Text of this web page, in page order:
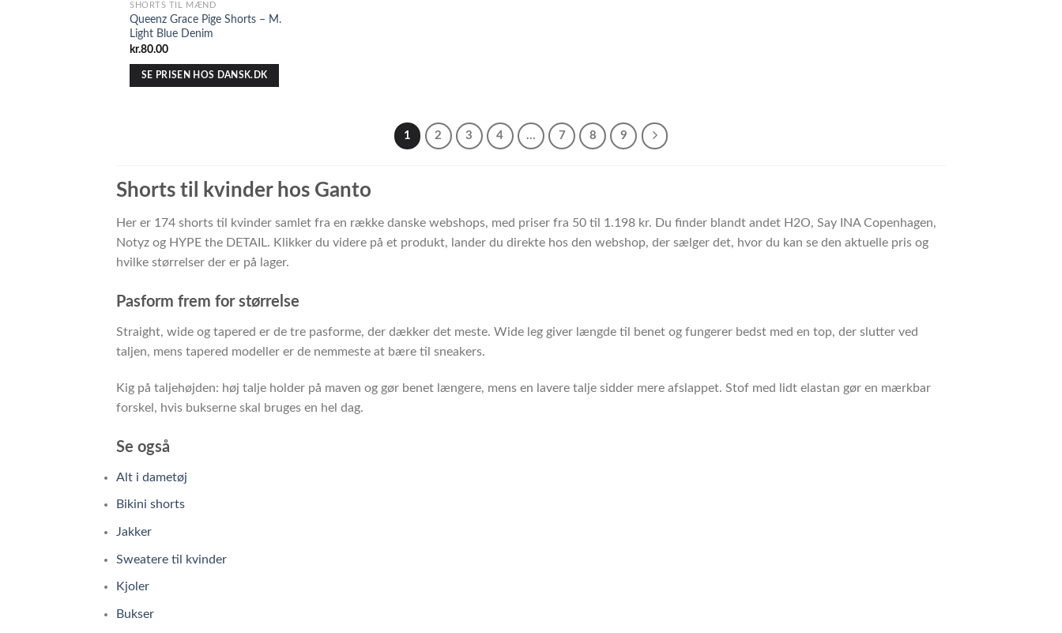
SHORTS TIL MÆND
Queenz Grace Pige Shorts – M.
Light Blue Denim
kr.80.00
SE PRISEN HOS DANSK.DK
1 2 3 4 … 7 8 9
Shorts til kvinder hos Ganto
Her er 174 shorts til kvinder samlet fra en række danske webshops, med priser fra 50 til 1.198 kr. Du finder blandt andet H2O, Say INA Copenhagen,
Notyz og HYPE the DETAIL. Klikker du videre på et produkt, lander du direkte hos den webshop, der sælger det, hvor du kan se den aktuelle pris og
hvilke størrelser der er på lager.
Pasform frem for størrelse
Straight, wide og tapered er de tre pasforme, der dækker det meste. Wide leg giver længde til benet og fungerer bedst med en top, der slutter ved
taljen, mens tapered modeller er de nemmeste at bære til sneakers.
Kig på taljehøjden: høj talje holder på maven og gør benet længere, mens en lavere talje sidder mere afslappet. Stof med lidt elastan gør en mærkbar
forskel, hvis bukserne skal bruges en hel dag.
Se også
Alt i dametøj
Bikini shorts
Jakker
Sweatere til kvinder
Kjoler
Bukser